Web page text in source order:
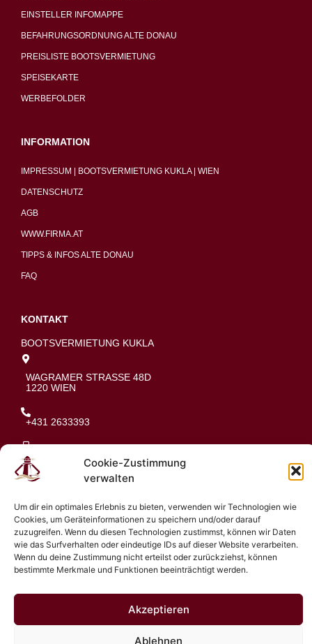
Cookie-Zustimmung
verwalten
Um dir ein optimales Erlebnis zu bieten, verwenden wir Technologien wie
Cookies, um Geräteinformationen zu speichern und/oder darauf
zuzugreifen. Wenn du diesen Technologien zustimmst, können wir Daten
wie das Surfverhalten oder eindeutige IDs auf dieser Website verarbeiten.
Wenn du deine Zustimmung nicht erteilst oder zurückziehst, können
bestimmte Merkmale und Funktionen beeinträchtigt werden.
Akzeptieren
Ablehnen
EINSTELLER INFOMAPPE
BEFAHRUNGSORDNUNG ALTE DONAU
PREISLISTE BOOTSVERMIETUNG
SPEISEKARTE
WERBEFOLDER
INFORMATION
IMPRESSUM | BOOTSVERMIETUNG KUKLA | WIEN
DATENSCHUTZ
AGB
WWW.FIRMA.AT
TIPPS & INFOS ALTE DONAU
FAQ
KONTAKT
BOOTSVERMIETUNG KUKLA
WAGRAMER STRASSE 48D
1220 WIEN
+431 2633393
+43 676 5130846
© 2026 Bootsvermietung Kukla